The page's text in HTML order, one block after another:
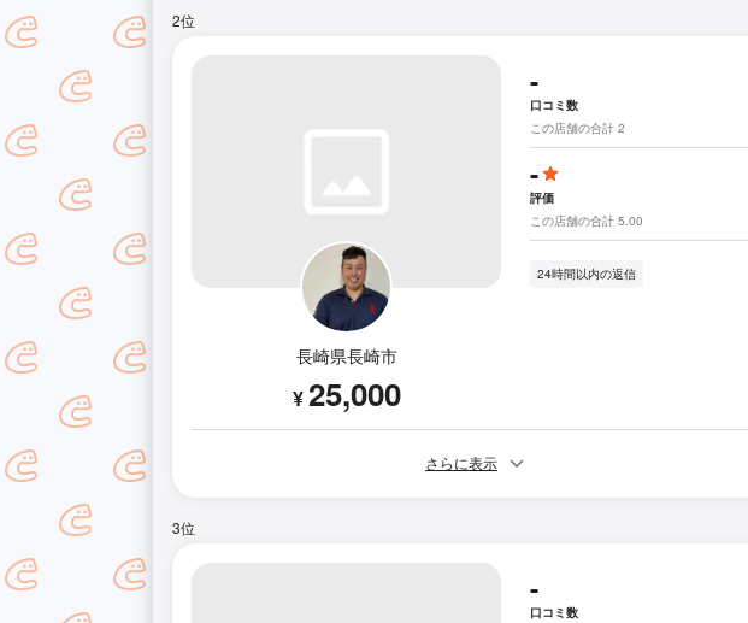
2位
長崎県長崎市
¥25,000
-
口コミ数
この店舗の合計 2
-
評価
この店舗の合計 5.00
24時間以内の返信
さらに表示
3位
-
口コミ数